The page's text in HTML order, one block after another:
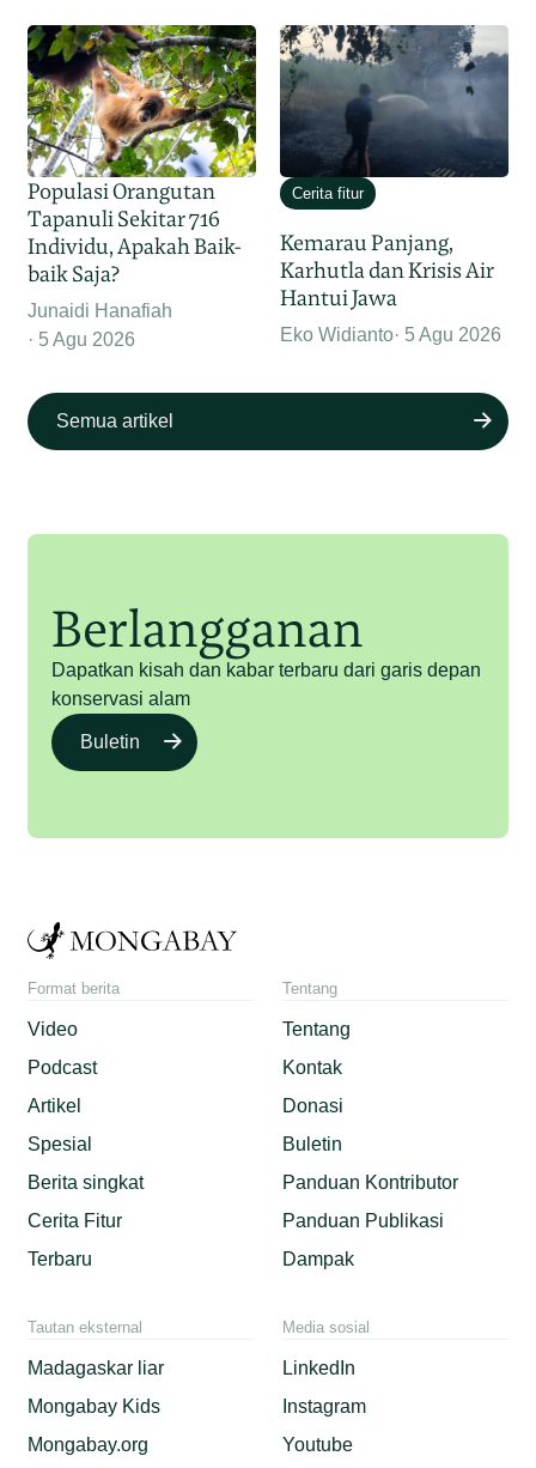
Populasi Orangutan
Tapanuli Sekitar 716
Individu, Apakah Baik-
baik Saja?
Junaidi Hanafiah
5 Agu 2026
Cerita fitur
Kemarau Panjang,
Karhutla dan Krisis Air
Hantui Jawa
Eko Widianto 5 Agu 2026
Semua artikel
Berlangganan
Dapatkan kisah dan kabar terbaru dari garis depan
konservasi alam
Buletin
Format berita
Video
Podcast
Artikel
Spesial
Berita singkat
Cerita Fitur
Terbaru
Tentang
Tentang
Kontak
Donasi
Buletin
Panduan Kontributor
Panduan Publikasi
Dampak
Tautan eksternal
Madagaskar liar
Mongabay Kids
Mongabay.org
Media sosial
LinkedIn
Instagram
Youtube